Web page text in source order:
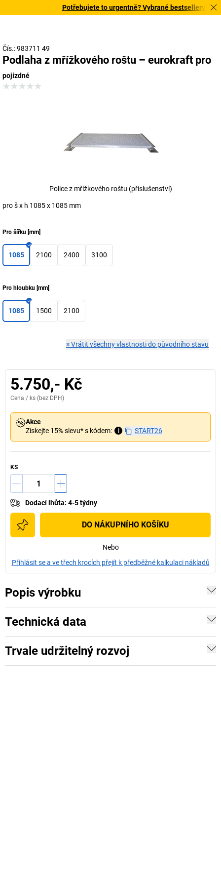
Potřebujete to urgentně? Vybrané bestsellery
Čís.: 983711 49
Podlaha z mřížkového roštu – eurokraft pro
pojízdné
Police z mřížkového roštu (příslušenství)
pro š x h 1085 x 1085 mm
Pro šířku [mm]
1085 2100 2400 3100
Pro hloubku [mm]
1085 1500 2100
×Vrátit všechny vlastnosti do původního stavu
5.750,- Kč
Cena / ks (bez DPH)
Akce
Získejte 15% slevu* s kódem:
i START26
KS
Dodací lhůta: 4-5 týdny
DO NÁKUPNÍHO KOŠÍKU
Nebo
Přihlásit se a ve třech krocích přejít k předběžné kalkulaci nákladů
Popis výrobku
Technická data
Trvale udržitelný rozvoj